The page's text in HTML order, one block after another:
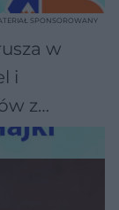
w
i
z
SPONSOROWANY